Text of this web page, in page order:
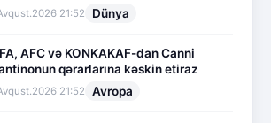
21:52 Dünya
AFC və KONKAKAF-dan Canni
qərarlarına kəskin etiraz
21:52 Avropa